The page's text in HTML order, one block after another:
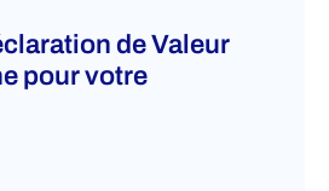
de Valeur
pour votre